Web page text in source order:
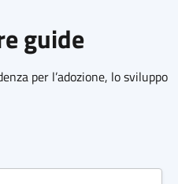
guide
per l’adozione, lo sviluppo